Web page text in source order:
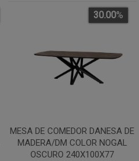
MESA DE COMEDOR DANESA DE
MADERA/DM COLOR NOGAL
OSCURO 240X100X77
30.00%